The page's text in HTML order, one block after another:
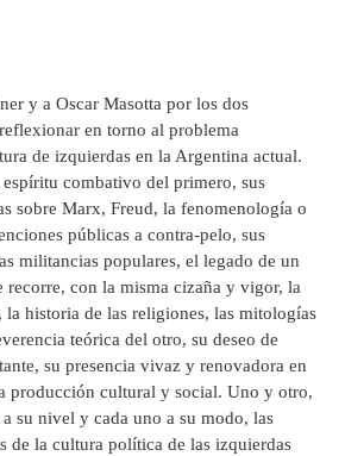
y a Oscar Masotta por los dos
en torno al problema
de izquierdas en la Argentina actual.
combativo del primero, sus
sobre Marx, Freud, la fenomenología o
públicas a contra-pelo, sus
militancias populares, el legado de un
recorre, con la misma cizaña y vigor, la
la historia de las religiones, las mitologías
teórica del otro, su deseo de
su presencia vivaz y renovadora en
producción cultural y social. Uno y otro,
su nivel y cada uno a su modo, las
de la cultura política de las izquierdas